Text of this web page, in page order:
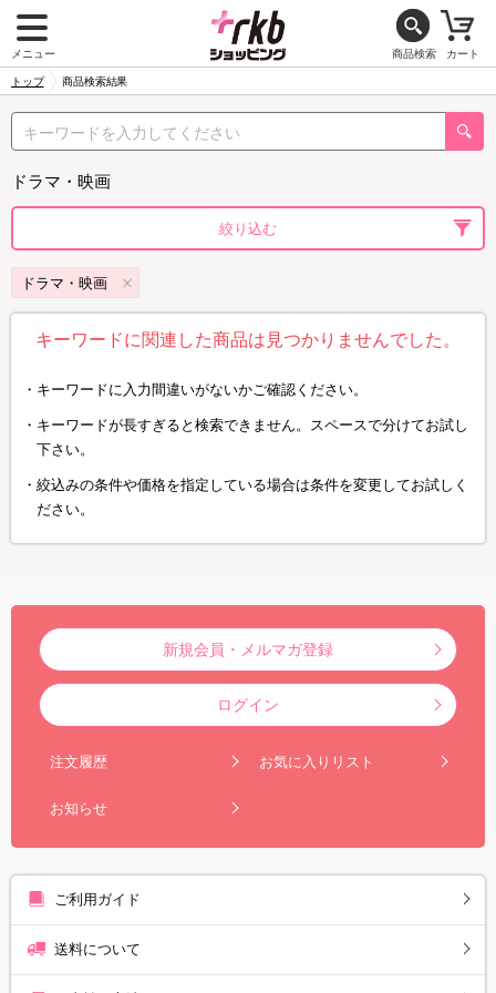
メニュー 商品検索 カート
トップ 商品検索結果
ドラマ・映画
絞り込む
ドラマ・映画
キーワードに関連した商品は見つかりませんでした。
キーワードに入力間違いがないかご確認ください。
キーワードが長すぎると検索できません。スペースで分けてお試し
下さい。
絞込みの条件や価格を指定している場合は条件を変更してお試しく
ださい。
新規会員・メルマガ登録
ログイン
注文履歴 お気に入りリスト
お知らせ
ご利用ガイド
送料について